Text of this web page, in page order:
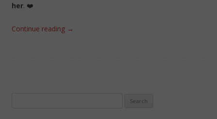
her. ❤️
Continue reading →